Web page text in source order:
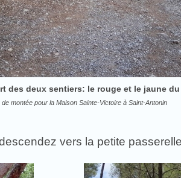
des deux sentiers: le rouge et le jaune
montée pour la Maison Sainte-Victoire à Saint-Antonin
vers la petite